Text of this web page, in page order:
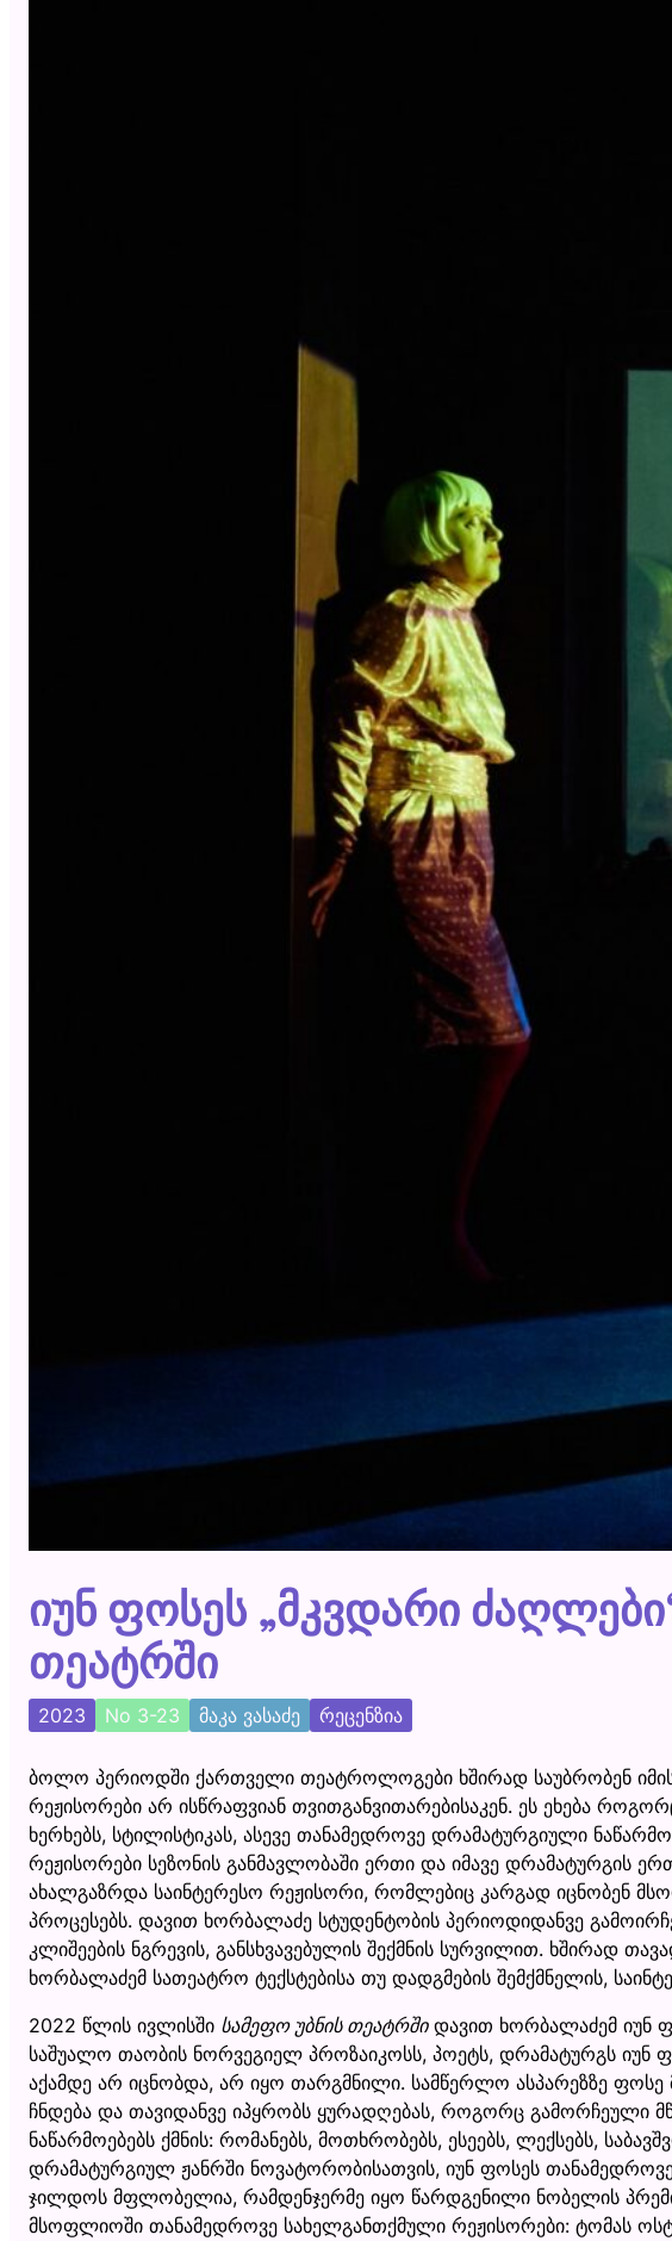
იუნ ფოსეს „მკვდარი
თეატრში
2023 No 3-23 მაკა ვასაძე რეცენზია
ბოლო პერიოდში ქართველი თეატროლოგები ხშირად საუბრობენ
რეჟისორები არ ისწრაფვიან თვითგანვითარებისაკენ. ეს ეხება
ხერხებს, სტილისტიკას, ასევე თანამედროვე დრამატურგიული
რეჟისორები სეზონის განმავლობაში ერთი და იმავე დრამატურგის
ახალგაზრდა საინტერესო რეჟისორი, რომლებიც კარგად იცნობენ
პროცესებს. დავით ხორბალაძე სტუდენტობის პერიოდიდანვე
კლიშეების ნგრევის, განსხვავებულის შექმნის სურვილით. ხშირად
ხორბალაძემ სათეატრო ტექსტებისა თუ დადგმების შემქმნელის,
2022 წლის ივლისში სამეფო უბნის თეატრშიდავით ხორბალაძემ იუნ
საშუალო თაობის ნორვეგიელ პროზაიკოსს, პოეტს, დრამატურგს იუნ
აქამდე არ იცნობდა, არ იყო თარგმნილი. სამწერლო ასპარეზზე ფოსე
ჩნდება და თავიდანვე იპყრობს ყურადღებას, როგორც გამორჩეული
ნაწარმოებებს ქმნის: რომანებს, მოთხრობებს, ესეებს, ლექსებს,
დრამატურგიულ ჟანრში ნოვატორობისათვის, იუნ ფოსეს
ჯილდოს მფლობელია, რამდენჯერმე იყო წარდგენილი ნობელის
მსოფლიოში თანამედროვე სახელგანთქმული რეჟისორები: ტომას